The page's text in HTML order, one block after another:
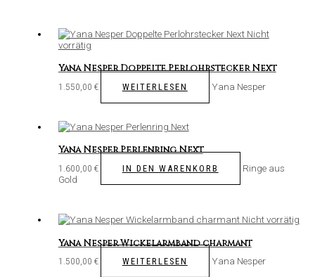
Nicht
vorrätig
Yana Nesper Doppelte Perlohrstecker Next
1.550,00 € WEITERLESEN Yana Nesper
Yana Nesper Perlenring Next
1.600,00 € IN DEN WARENKORB
Ringe aus
Gold
Nicht vorrätig
Yana Nesper Wickelarmband charmant
1.500,00 € WEITERLESEN Yana Nesper